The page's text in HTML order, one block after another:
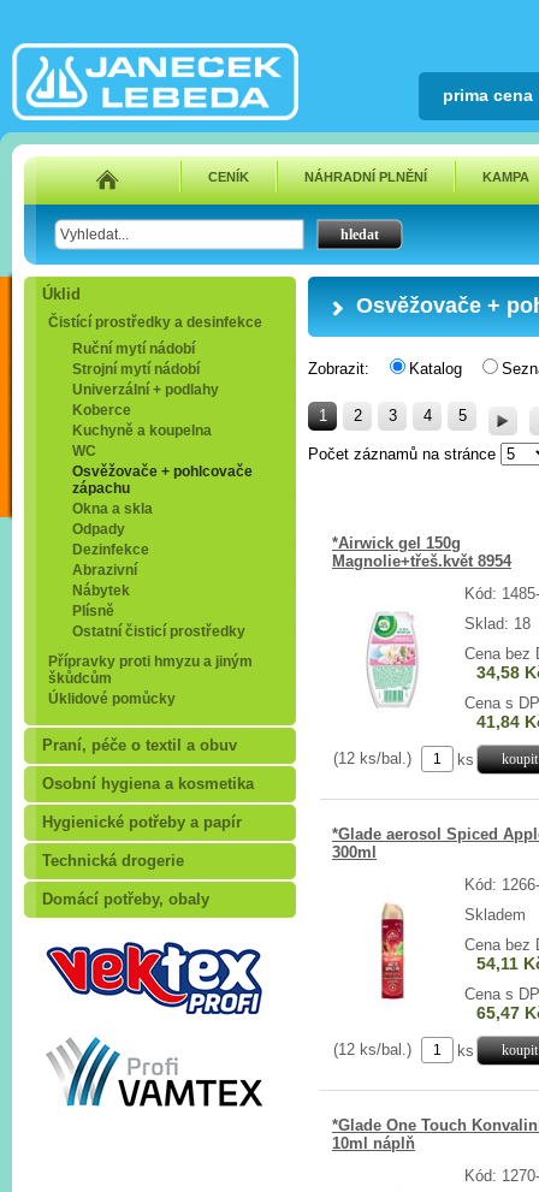
prima cena
CENÍK NÁHRADNÍ PLNĚNÍ KAMPA
Úklid
Čistící prostředky a desinfekce
Ruční mytí nádobí
Strojní mytí nádobí
Univerzální + podlahy
Koberce
Kuchyně a koupelna
WC
Osvěžovače + pohlcovače
zápachu
Okna a skla
Odpady
Dezinfekce
Abrazivní
Nábytek
Plísně
Ostatní čisticí prostředky
Přípravky proti hmyzu a jiným
škůdcům
Úklidové pomůcky
Praní, péče o textil a obuv
Osobní hygiena a kosmetika
Hygienické potřeby a papír
Technická drogerie
Domácí potřeby, obaly
Osvěžovače +
Zobrazit: Katalog
1 2 3 4 5
Počet záznamů na stránce
*Airwick gel 150g
Magnolie+třeš.květ 8954
Kód:
Sklad: 18
Cena bez
34,58
Cena s
41,84
(12 ks/bal.) ks
*Glade aerosol Spiced
300ml
Kód:
Skladem
Cena bez
54,11
Cena s
65,47
(12 ks/bal.) ks
*Glade One Touch
10ml náplň
Kód: